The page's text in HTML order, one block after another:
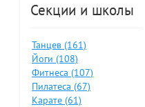
Секции и школы
Танцев (161)
Йоги (108)
Фитнеса (107)
Пилатеса (67)
Карате (61)